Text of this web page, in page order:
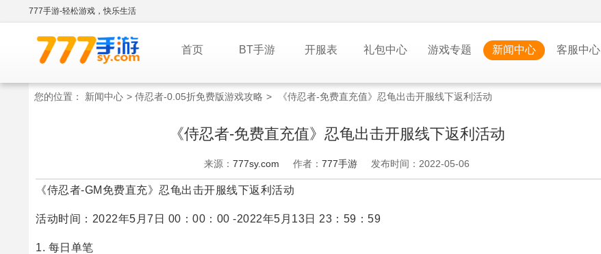
777手游-轻松游戏，快乐生活
首页 BT手游 开服表 礼包中心 游戏专题 新闻中心 客服中心
您的位置： 新闻中心 > 侍忍者-0.05折免费版游戏攻略 > 《侍忍者-免费直充值》忍龟出击开服线下返利活动
《侍忍者-免费直充值》忍龟出击开服线下返利活动
来源： 777sy.com 作者： 777手游 发布时间：2022-05-06
《侍忍者-GM免费直充》忍龟出击开服线下返利活动
活动时间：2022年5月7日 00：00：00 -2022年5月13日 23：59：59
1. 每日单笔